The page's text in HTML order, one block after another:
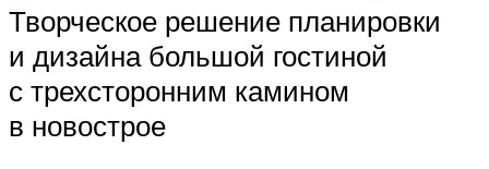
Творческое решение планировки
и дизайна большой гостиной
с трехсторонним камином
в новострое